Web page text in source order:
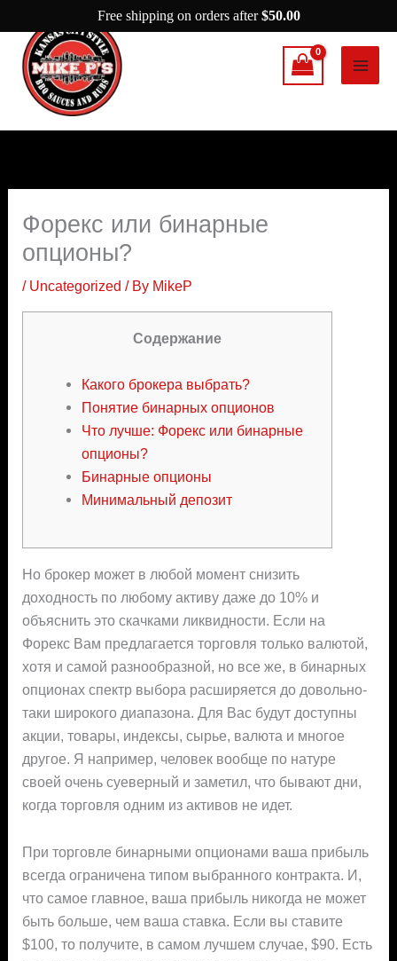
to
content
Форекс или бинарные
опционы?
/ Uncategorized / By MikeP
Содержание
Какого брокера выбрать?
Понятие бинарных опционов
Что лучше: Форекс или бинарные
опционы?
Бинарные опционы
Минимальный депозит
Но брокер может в любой момент снизить
доходность по любому активу даже до 10% и
объяснить это скачками ликвидности. Если на
Форекс Вам предлагается торговля только валютой,
хотя и самой разнообразной, но все же, в бинарных
опционах спектр выбора расширяется до довольно-
таки широкого диапазона. Для Вас будут доступны
акции, товары, индексы, сырье, валюта и многое
другое. Я например, человек вообще по натуре
своей очень суеверный и заметил, что бывают дни,
когда торговля одним из активов не идет.
При торговле бинарными опционами ваша прибыль
всегда ограничена типом выбранного контракта. И,
что самое главное, ваша прибыль никогда не может
быть больше, чем ваша ставка. Если вы ставите
$100, то получите, в самом лучшем случае, $90. Есть
Free shipping on orders after$50.00